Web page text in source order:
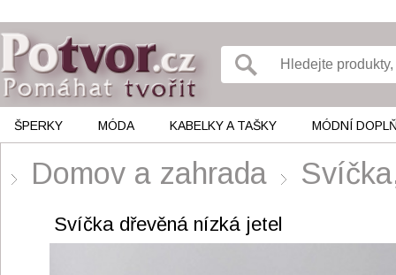
ŠPERKY MÓDA KABELKY A TAŠKY MÓDNÍ
Domov a zahrada
Svíčka dřevěná nízká jetel